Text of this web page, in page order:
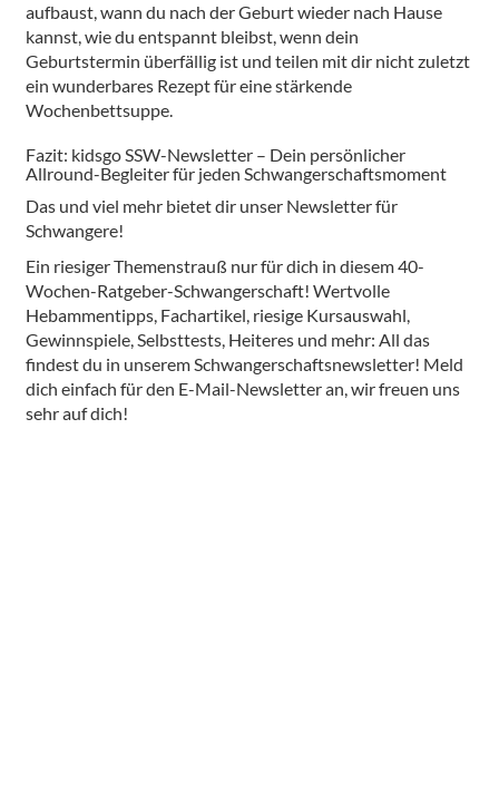
aufbaust, wann du nach der Geburt wieder nach Hause
kannst, wie du entspannt bleibst, wenn dein
Geburtstermin überfällig ist und teilen mit dir nicht zuletzt
ein wunderbares Rezept für eine stärkende
Wochenbettsuppe.
Fazit: kidsgo SSW-Newsletter – Dein persönlicher
Allround-Begleiter für jeden Schwangerschaftsmoment
Das und viel mehr bietet dir unser Newsletter für
Schwangere!
Ein riesiger Themenstrauß nur für dich in diesem 40-
Wochen-Ratgeber-Schwangerschaft! Wertvolle
Hebammentipps, Fachartikel, riesige Kursauswahl,
Gewinnspiele, Selbsttests, Heiteres und mehr: All das
findest du in unserem Schwangerschaftsnewsletter! Meld
dich einfach für den E-Mail-Newsletter an, wir freuen uns
sehr auf dich!